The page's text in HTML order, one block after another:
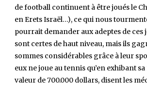
de football continuent à être joués le
en Erets Israël…), ce qui nous
pourrait demander aux adeptes de ces
sont certes de haut niveau, mais ils
sommes considérables grâce à leur
eux ne joue au tennis qu’en exhibant
valeur de 700.000 dollars, disent les